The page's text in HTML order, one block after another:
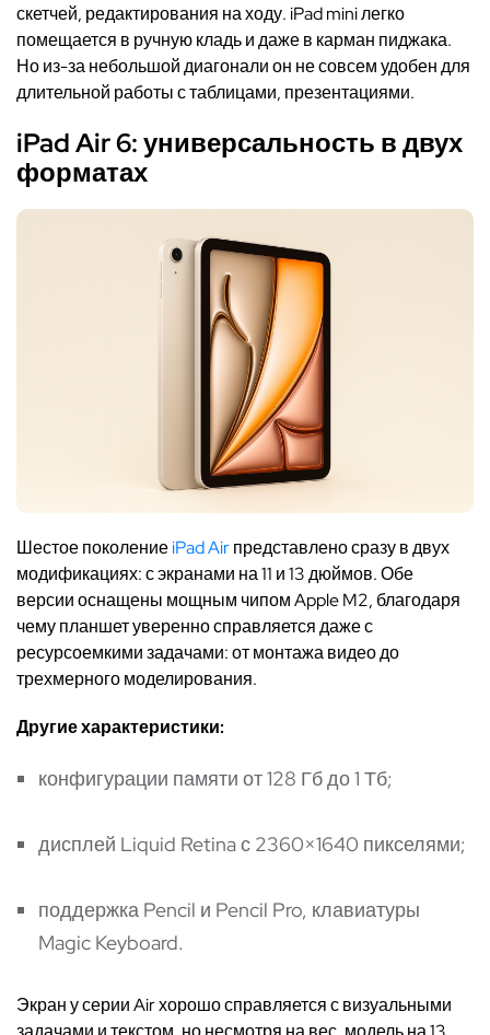
скетчей, редактирования на ходу. iPad mini легко
помещается в ручную кладь и даже в карман пиджака.
Но из-за небольшой диагонали он не совсем удобен для
длительной работы с таблицами, презентациями.
iPad Air 6: универсальность в двух
форматах
Шестое поколениеiPad Airпредставлено сразу в двух
модификациях: с экранами на 11 и 13 дюймов. Обе
версии оснащены мощным чипом Apple M2, благодаря
чему планшет уверенно справляется даже с
ресурсоемкими задачами: от монтажа видео до
трехмерного моделирования.
Другие характеристики:
конфигурации памяти от 128 Гб до 1 Тб;
дисплей Liquid Retina с 2360×1640 пикселями;
поддержка Pencil и Pencil Pro, клавиатуры
Magic Keyboard.
Экран у серии Air хорошо справляется с визуальными